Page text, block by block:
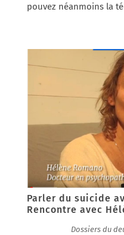
pouvez néanmoins la
Parler du suicide
Rencontre avec
Dossiers du